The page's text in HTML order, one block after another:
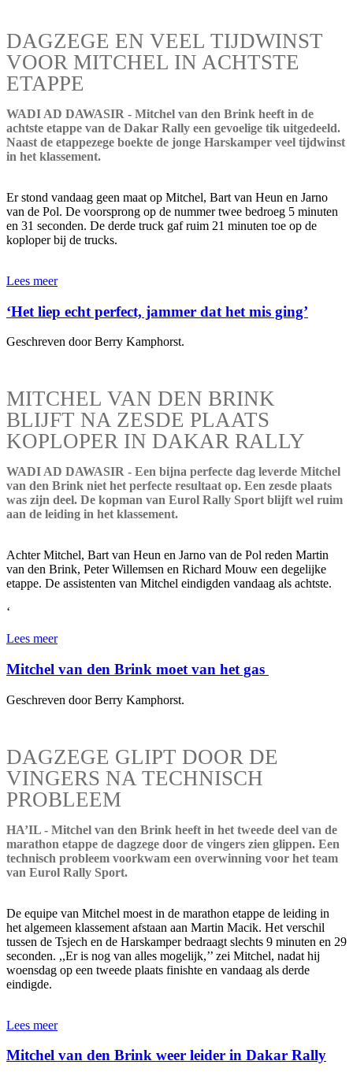
DAGZEGE EN VEEL TIJDWINST
VOOR MITCHEL IN ACHTSTE
ETAPPE
WADI AD DAWASIR - Mitchel van den Brink heeft in de
achtste etappe van de Dakar Rally een gevoelige tik uitgedeeld.
Naast de etappezege boekte de jonge Harskamper veel tijdwinst
in het klassement.
Er stond vandaag geen maat op Mitchel, Bart van Heun en Jarno
van de Pol. De voorsprong op de nummer twee bedroeg 5 minuten
en 31 seconden. De derde truck gaf ruim 21 minuten toe op de
koploper bij de trucks.
Lees meer
‘Het liep echt perfect, jammer dat het mis ging’
Geschreven door Berry Kamphorst.
MITCHEL VAN DEN BRINK
BLIJFT NA ZESDE PLAATS
KOPLOPER IN DAKAR RALLY
WADI AD DAWASIR - Een bijna perfecte dag leverde Mitchel
van den Brink niet het perfecte resultaat op. Een zesde plaats
was zijn deel. De kopman van Eurol Rally Sport blijft wel ruim
aan de leiding in het klassement.
Achter Mitchel, Bart van Heun en Jarno van de Pol reden Martin
van den Brink, Peter Willemsen en Richard Mouw een degelijke
etappe. De assistenten van Mitchel eindigden vandaag als achtste.
‘
Lees meer
Mitchel van den Brink moet van het gas
Geschreven door Berry Kamphorst.
DAGZEGE GLIPT DOOR DE
VINGERS NA TECHNISCH
PROBLEEM
HA’IL - Mitchel van den Brink heeft in het tweede deel van de
marathon etappe de dagzege door de vingers zien glippen. Een
technisch probleem voorkwam een overwinning voor het team
van Eurol Rally Sport.
De equipe van Mitchel moest in de marathon etappe de leiding in
het algemeen klassement afstaan aan Martin Macik. Het verschil
tussen de Tsjech en de Harskamper bedraagt slechts 9 minuten en 29
seconden. ,,Er is nog van alles mogelijk,’’ zei Mitchel, nadat hij
woensdag op een tweede plaats finishte en vandaag als derde
eindigde.
Lees meer
Mitchel van den Brink weer leider in Dakar Rally